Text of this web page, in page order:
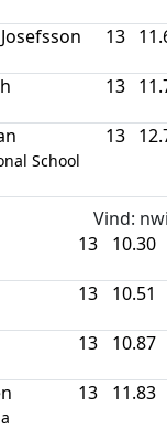
13
13
School
13
Vind: nwi
13 10.30
13 10.51
13 10.87
13 11.83